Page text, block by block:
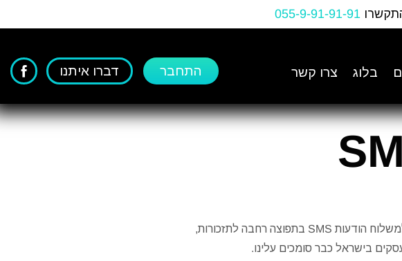
055-9-91-91-91
בלוג צרו קשר התחבר דברו איתנו
TextMe מספקת פתרון מקצועי למשלוח הודעות SMS בתפוצה רחבה לתזכורות,